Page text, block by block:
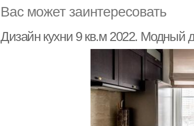
Вас может заинтересовать
Дизайн кухни 9 кв.м 2022. Модный